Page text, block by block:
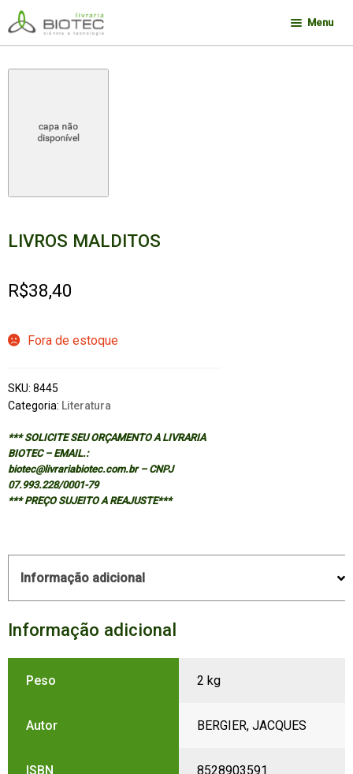
Pular
para
navegação
Pular
para
o
conteúdo
Menu
LIVROS MALDITOS
R$38,40
Fora de estoque
SKU: 8445
Categoria: Literatura
*** SOLICITE SEU ORÇAMENTO A LIVRARIA
BIOTEC – EMAIL.:
biotec@livrariabiotec.com.br – CNPJ
07.993.228/0001-79
*** PREÇO SUJEITO A REAJUSTE***
Informação adicional
Informação adicional
Peso 2 kg
Autor BERGIER, JACQUES
ISBN 8528903591